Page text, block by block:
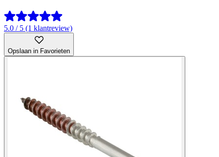
5.0 / 5 (1 klantreview)
Opslaan in Favorieten